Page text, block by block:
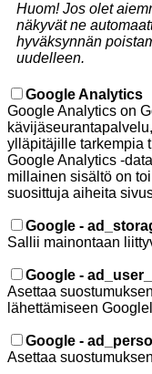
Huom! Jos olet
näkyvät ne
hyväksynnän
uudelleen.
Google Analytics
Google Analytics on
ylläpitäjille tarkempia
Google Analytics -
millainen sisältö on
suosittuja aiheita
Google -
Sallii mainontaan
Google -
Asettaa
lähettämiseen
Google -
Asettaa